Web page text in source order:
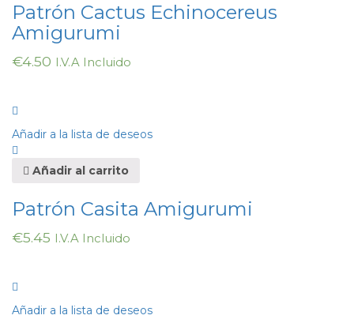
Patrón Cactus Echinocereus
Amigurumi
€4.50 I.V.A Incluido
Añadir a la lista de deseos
Añadir al carrito
Patrón Casita Amigurumi
€5.45 I.V.A Incluido
Añadir a la lista de deseos